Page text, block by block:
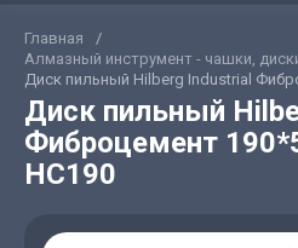
Главная
/
Алмазный инструмент - чашки,
Диск пильный Hilberg Industrial
Диск пильный
Фиброцемент
HC190